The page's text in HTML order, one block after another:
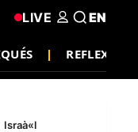
REFLEXION
LIVE EN
Israà«l